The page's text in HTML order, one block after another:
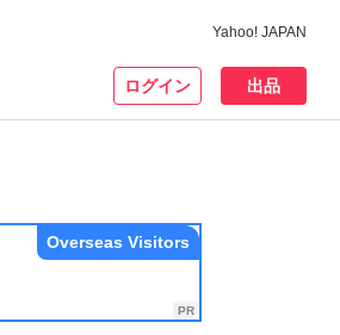
Yahoo! JAPAN
ログイン 出品
Overseas Visitors